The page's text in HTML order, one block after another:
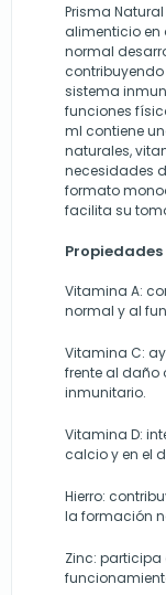
Prisma
alimenticio
normal
sistema
funciones
ml contiene
naturales,
necesidades
formato
facilita su
Vitamina A:
normal y al
Vitamina C:
frente al daño
inmunitario.
Vitamina D:
calcio y en el
Hierro:
la formación
Zinc: participa